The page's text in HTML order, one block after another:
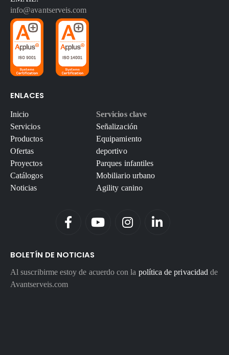
info@avantserveis.com
ENLACES
Inicio
Servicios
Productos
Ofertas
Proyectos
Catálogos
Noticias
Servicios clave
Señalización
Equipamiento
deportivo
Parques infantiles
Mobiliario urbano
Agility canino
BOLETÍN DE NOTICIAS
Al suscribirme estoy de acuerdo con la política de privacidad de
Avantserveis.com